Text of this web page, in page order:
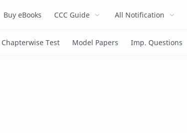
Buy eBooks CCC Guide All Notification